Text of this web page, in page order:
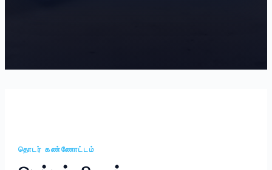
தொடர் கண்ணோட்டம்